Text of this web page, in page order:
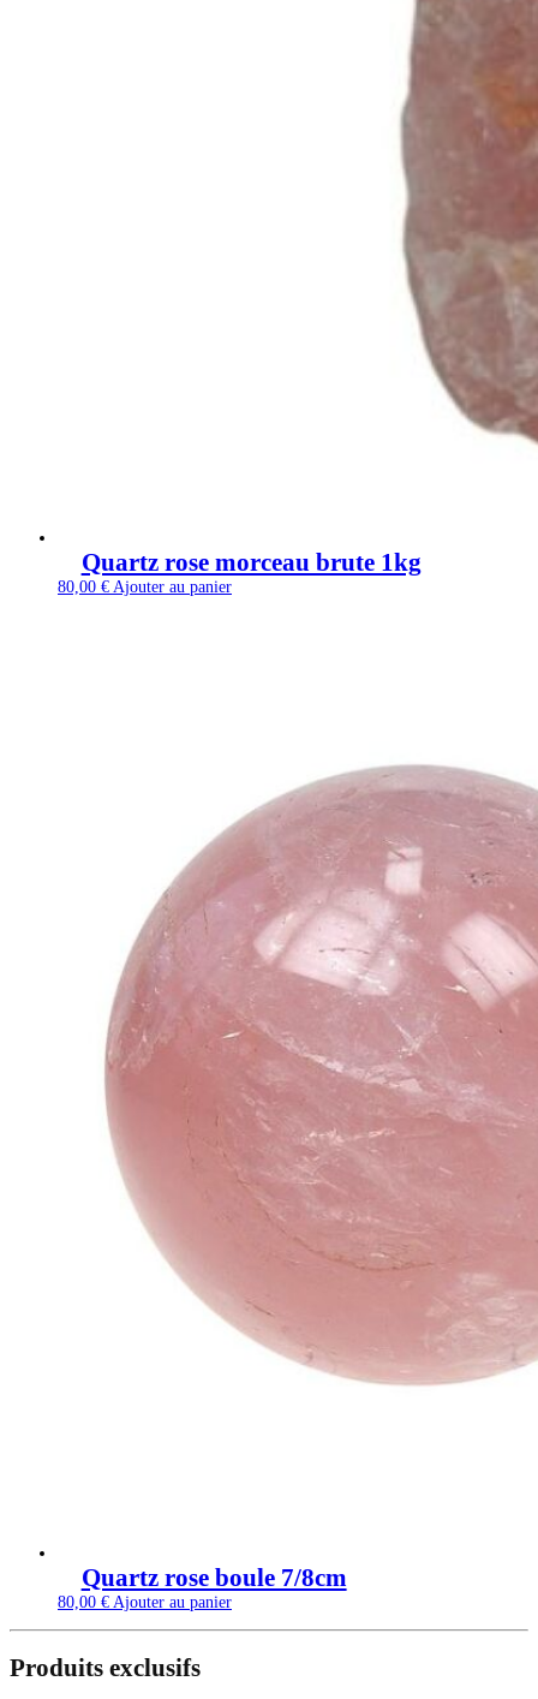
Quartz rose morceau brute 1kg
80,00 € Ajouter au panier
Quartz rose boule 7/8cm
80,00 € Ajouter au panier
Produits exclusifs